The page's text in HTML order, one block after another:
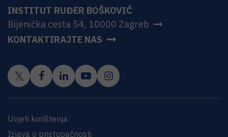
INSTITUT RUĐER BOŠKOVIĆ
Bijenička cesta 54, 10000 Zagreb
KONTAKTIRAJTE NAS
Uvjeti korištenja
Izjava o pristupačnosti